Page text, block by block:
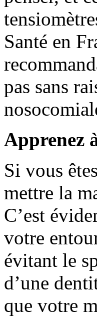
Santé en
pas sans
Apprenez
Si vous
mettre la
C’est
votre
évitant le
d’une
que votre